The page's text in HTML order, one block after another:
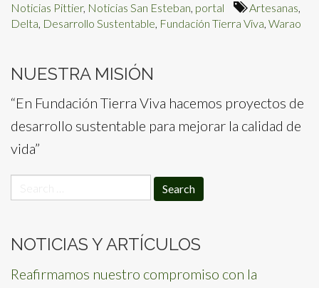
Noticias Pittier, Noticias San Esteban, portal Artesanas,
Delta, Desarrollo Sustentable, Fundación Tierra Viva, Warao
NUESTRA MISIÓN
“En Fundación Tierra Viva hacemos proyectos de
desarrollo sustentable para mejorar la calidad de
vida”
for:
NOTICIAS Y ARTÍCULOS
Reafirmamos nuestro compromiso con la